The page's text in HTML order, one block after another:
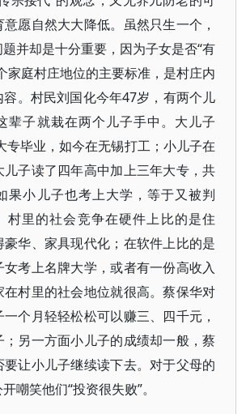
愿自然大大降低。虽然只生一个，
并却是十分重要，因为子女是否“有
家庭村庄地位的主要标准，是村庄内
。村民刘国化今年47岁，有两个儿
辈子就栽在两个儿子手中。大儿子
专毕业，如今在无锡打工；小儿子在
子读了四年高中加上三年大专，共
果小儿子也考上大学，等于又被判
村里的社会竞争在硬件上比的是住
华、家具现代化；在软件上比的是
考上名牌大学，或者有一份高收入
在村里的社会地位就很高。蔡保华对
个月轻轻松松可以赚三、四千元，
另一方面小儿子的成绩却一般，蔡
让小儿子继续读下去。对于父母的
嘲笑他们“投资很失败”。